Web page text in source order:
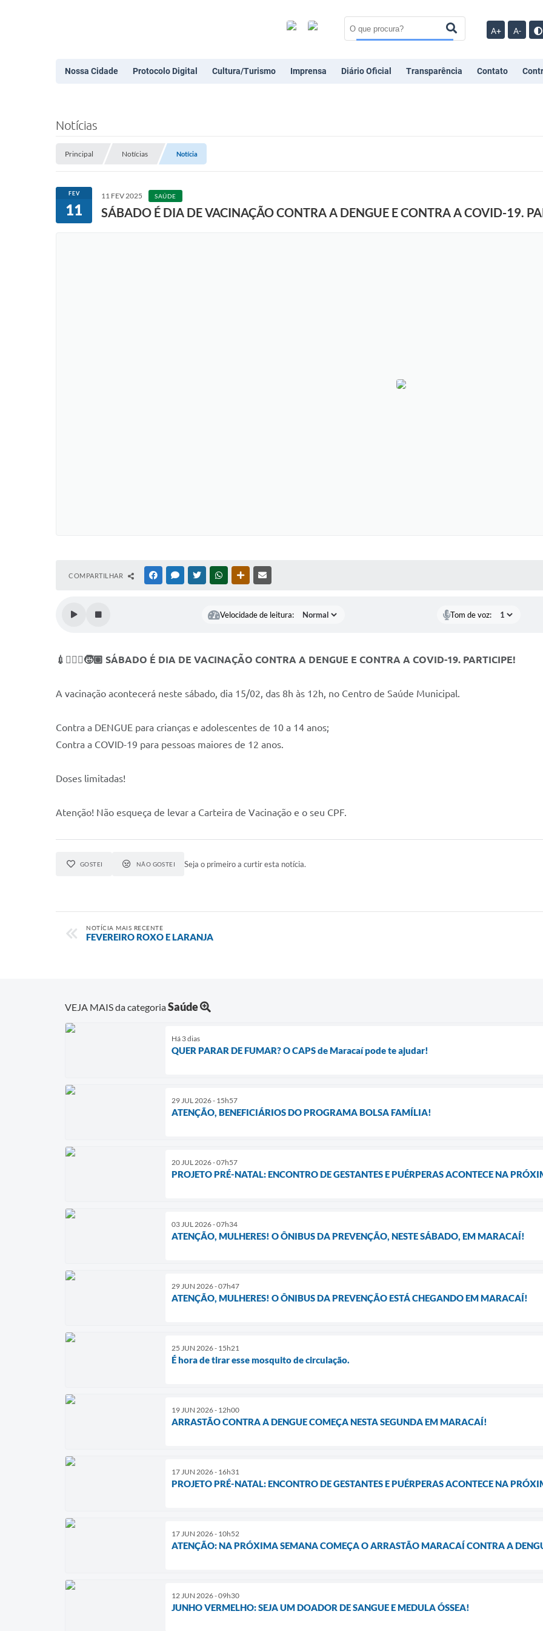
A+ A-
Nossa Cidade Protocolo Digital Cultura/Turismo Imprensa Diário Oficial Transparência Contato
Notícias
Principal Notícias Notícia
FEV
11
11 FEV 2025 SAÚDE
SÁBADO É DIA DE VACINAÇÃO CONTRA A DENGUE E CONTRA A COVID-19.
COMPARTILHAR FACEBOOKMESSENGER
TWITTERWHATSAPPOUTRAS MÍDIAS
Velocidade de leitura: Tom de voz:
💉👩🏻‍⚕️🧒🏽 SÁBADO É DIA DE VACINAÇÃO CONTRA A DENGUE E CONTRA A COVID-19. PARTICIPE!
A vacinação acontecerá neste sábado, dia 15/02, das 8h às 12h, no Centro de Saúde Municipal.
Contra a DENGUE para crianças e adolescentes de 10 a 14 anos;
Contra a COVID-19 para pessoas maiores de 12 anos.
Doses limitadas!
Atenção! Não esqueça de levar a Carteira de Vacinação e o seu CPF.
GOSTEI NÃO GOSTEI Seja o primeiro a curtir esta notícia.
NOTÍCIA MAIS RECENTE
FEVEREIRO ROXO E LARANJA
VEJA MAIS da categoriaSaúde
Há 3 dias
QUER PARAR DE FUMAR? O CAPS de Maracaí pode te ajudar!
29 JUL 2026 - 15h57
ATENÇÃO, BENEFICIÁRIOS DO PROGRAMA BOLSA FAMÍLIA!
20 JUL 2026 - 07h57
PROJETO PRÉ-NATAL: ENCONTRO DE GESTANTES E PUÉRPERAS ACONTECE NA
03 JUL 2026 - 07h34
ATENÇÃO, MULHERES! O ÔNIBUS DA PREVENÇÃO, NESTE SÁBADO, EM MARACAÍ!
29 JUN 2026 - 07h47
ATENÇÃO, MULHERES! O ÔNIBUS DA PREVENÇÃO ESTÁ CHEGANDO EM MARACAÍ!
25 JUN 2026 - 15h21
É hora de tirar esse mosquito de circulação.
19 JUN 2026 - 12h00
ARRASTÃO CONTRA A DENGUE COMEÇA NESTA SEGUNDA EM MARACAÍ!
17 JUN 2026 - 16h31
PROJETO PRÉ-NATAL: ENCONTRO DE GESTANTES E PUÉRPERAS ACONTECE NA
17 JUN 2026 - 10h52
ATENÇÃO: NA PRÓXIMA SEMANA COMEÇA O ARRASTÃO MARACAÍ CONTRA A
12 JUN 2026 - 09h30
JUNHO VERMELHO: SEJA UM DOADOR DE SANGUE E MEDULA ÓSSEA!